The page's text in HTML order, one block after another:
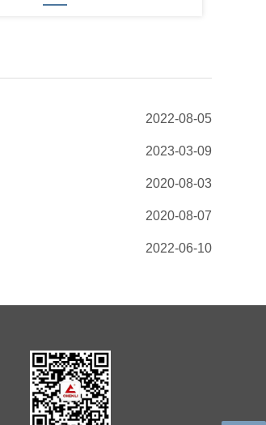
2022-08-05
2023-03-09
2020-08-03
2020-08-07
2022-06-10